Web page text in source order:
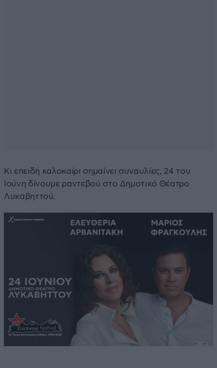
Κι επειδή καλοκαίρι σημαίνει συναυλίες, 24 του
Ιούνη δίνουμε ραντεβού στο Δημοτικό Θέατρο
Λυκαβηττού.